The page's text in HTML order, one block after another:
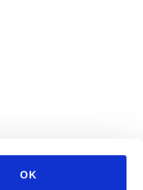
OK